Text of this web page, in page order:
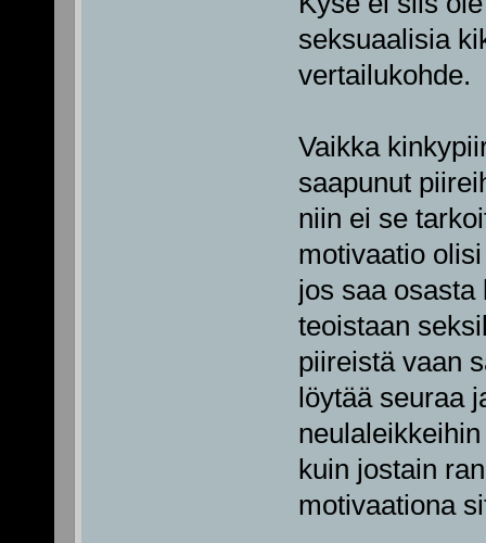
seksuaalisia
vertailukohde.
Vaikka
saapunut
niin ei se
motivaatio
jos saa osasta
teoistaan
piireistä vaan
löytää seuraa
kuin jostain
motivaationa